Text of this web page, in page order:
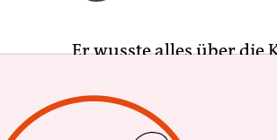
Er wusste alles über die
gekommen wie kaum
Hände in seine eigenen
endlich konnte. Die